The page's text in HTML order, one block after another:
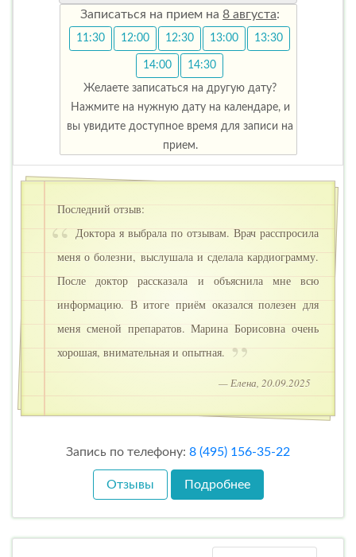
Записаться на прием на 8 августа:
11:30 12:00 12:30 13:00 13:30
14:00 14:30
Желаете записаться на другую дату?
Нажмите на нужную дату на календаре, и
вы увидите доступное время для записи на
прием.
Последний отзыв:
Доктора я выбрала по отзывам. Врач расспросила
меня о болезни, выслушала и сделала кардиограмму.
После доктор рассказала и объяснила мне всю
информацию. В итоге приём оказался полезен для
меня сменой препаратов. Марина Борисовна очень
хорошая, внимательная и опытная.
— Елена, 20.09.2025
Запись по телефону: 8 (495) 156-35-22
Отзывы Подробнее